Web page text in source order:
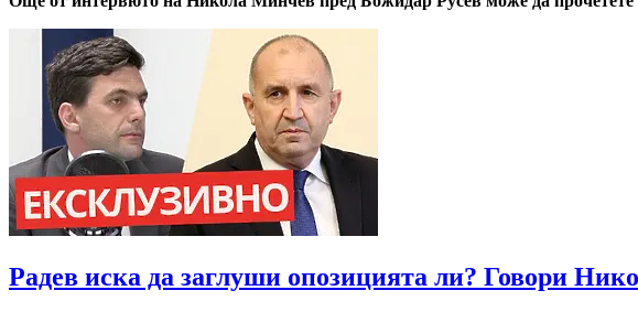
Радев иска да заглуши опозицията ли? Говори